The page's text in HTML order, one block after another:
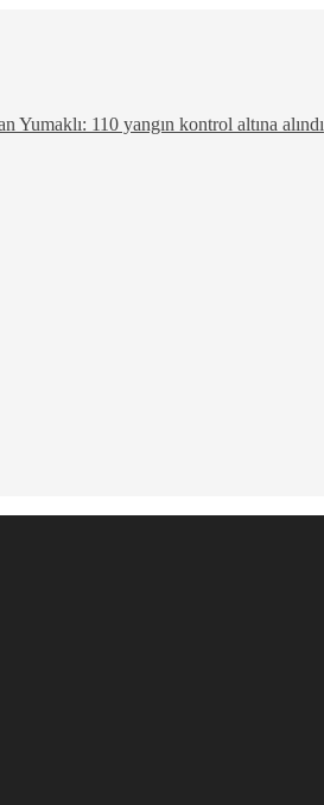
110 yangın kontrol altına alındı